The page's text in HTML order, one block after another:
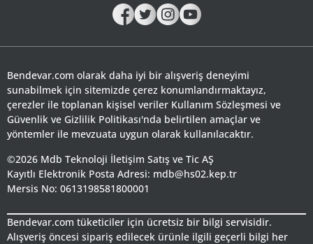
Bendevar.com olarak daha iyi bir alışveriş deneyimi
sunabilmek için sitemizde çerez konumlandırmaktayız,
çerezler ile toplanan kişisel veriler Kullanım Sözleşmesi ve
Güvenlik ve Gizlilik Politikası'nda belirtilen amaçlar ve
yöntemler ile mevzuata uygun olarak kullanılacaktır.
©2026 Mdb Teknoloji İletişim Satış ve Tic AŞ
Kayıtlı Elektronik Posta Adresi: mdb@hs02.kep.tr
Mersis No: 0613198581800001
Bendevar.com tüketiciler için ücretsiz bir bilgi servisidir.
Alışveriş öncesi sipariş edilecek ürünle ilgili geçerli bilgi her